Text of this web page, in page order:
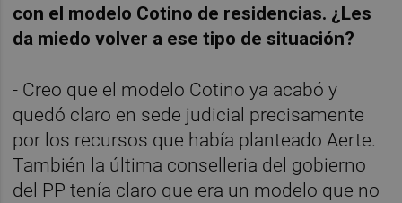
con el modelo Cotino de residencias. ¿Les
da miedo volver a ese tipo de situación?
- Creo que el modelo Cotino ya acabó y
quedó claro en sede judicial precisamente
por los recursos que había planteado Aerte.
También la última conselleria del gobierno
del PP tenía claro que era un modelo que no